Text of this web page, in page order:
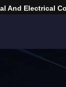
And Electrical